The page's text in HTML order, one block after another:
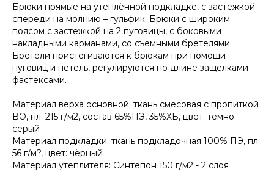
Брюки прямые на утеплённой подкладке, с застежкой
спереди на молнию – гульфик. Брюки с широким
поясом с застежкой на 2 пуговицы, с боковыми
накладными карманами, со съёмными бретелями.
Бретели пристегиваются к брюкам при помощи
пуговиц и петель, регулируются по длине защелками-
фастексами.
Материал верха основной: ткань смесовая с пропиткой
ВО, пл. 215 г/м2, состав 65%ПЭ, 35%ХБ, цвет: темно-
серый
Материал подкладки: ткань подкладочная 100% ПЭ, пл.
56 г/м?, цвет: чёрный
Материал утеплителя: Синтепон 150 г/м2 - 2 слоя